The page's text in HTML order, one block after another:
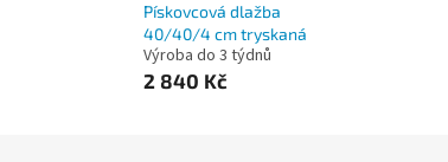
Pískovcová dlažba
40/40/4 cm tryskaná
Výroba do 3 týdnů
2 840 Kč